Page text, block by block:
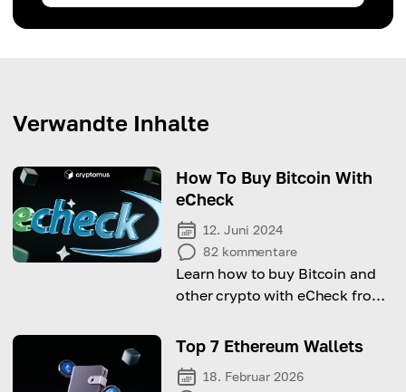
Verwandte Inhalte
How To Buy Bitcoin With
eCheck
12. Juni 2024
82 kommentare
Learn how to buy Bitcoin and
other crypto with eCheck from
Top 7 Ethereum Wallets
18. Februar 2026